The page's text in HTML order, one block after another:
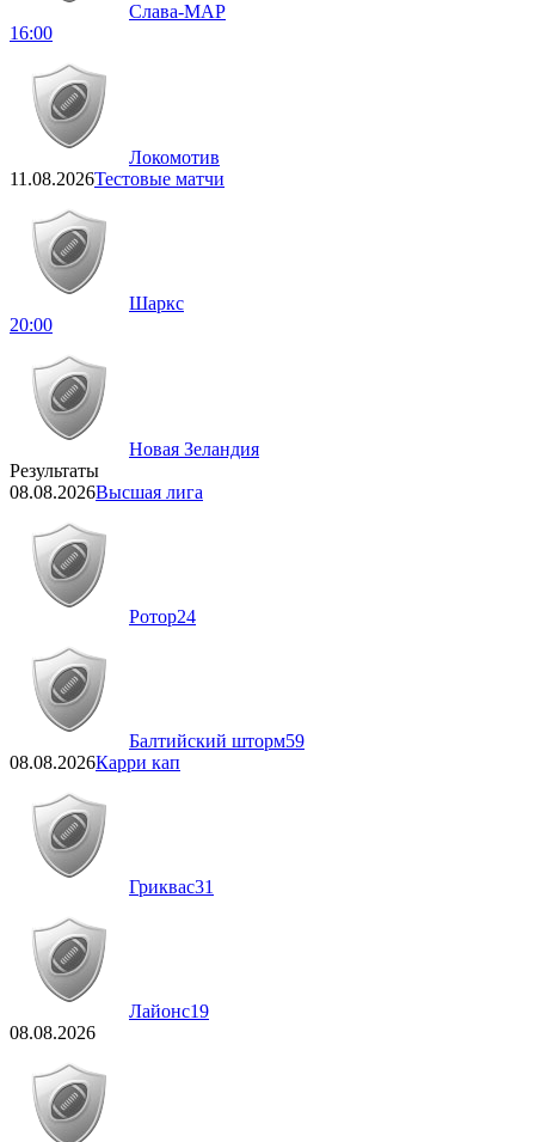
Слава-МАР
16:00
Локомотив
11.08.2026Тестовые матчи
Шаркс
20:00
Новая Зеландия
Результаты
08.08.2026Высшая лига
Ротор24
Балтийский шторм59
08.08.2026Карри кап
Гриквас31
Лайонс19
08.08.2026